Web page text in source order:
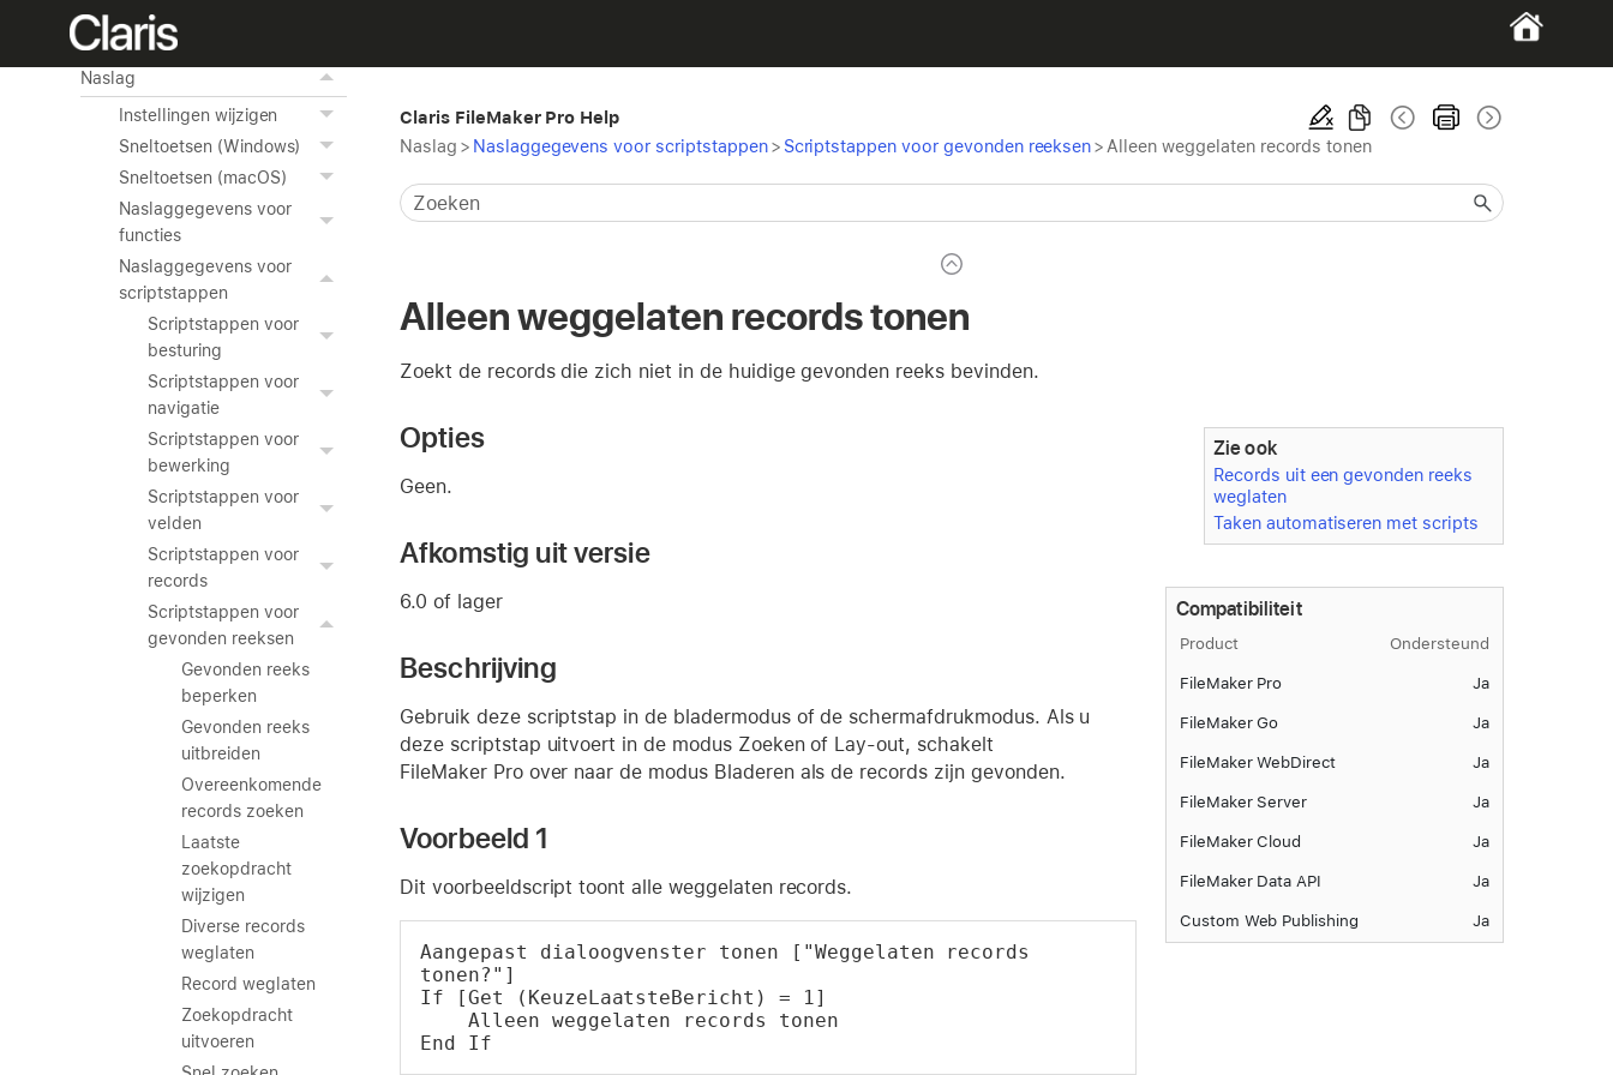
Geavanceerde tools
gebruiken
Naslag
Instellingen wijzigen
Sneltoetsen (Windows)
Sneltoetsen (macOS)
Naslaggegevens voor
functies
Naslaggegevens voor
scriptstappen
Scriptstappen voor
besturing
Scriptstappen voor
navigatie
Scriptstappen voor
bewerking
Scriptstappen voor
velden
Scriptstappen voor
records
Scriptstappen voor
gevonden reeksen
Gevonden reeks
beperken
Gevonden reeks
uitbreiden
Overeenkomende
records zoeken
Laatste
zoekopdracht
wijzigen
Diverse records
weglaten
Record weglaten
Zoekopdracht
uitvoeren
Claris FileMaker Pro Help
Naslag > Naslaggegevens voor scriptstappen> Scriptstappen voor gevonden reeksen> Alleen weggelaten records tonen
Alleen weggelaten records tonen
Zoekt de records die zich niet in de huidige gevonden reeks bevinden.
Zie ook
Records uit een gevonden reeks
weglaten
Taken automatiseren met scripts
Opties
Geen.
Compatibiliteit
Product Ondersteund
FileMaker Pro Ja
FileMaker Go Ja
FileMaker WebDirect Ja
FileMaker Server Ja
FileMaker Cloud Ja
FileMaker Data API Ja
Custom Web Publishing Ja
Afkomstig uit versie
6.0 of lager
Beschrijving
Gebruik deze scriptstap in de bladermodus of de schermafdrukmodus. Als u
deze scriptstap uitvoert in de modus Zoeken of Lay-out, schakelt
FileMaker Pro over naar de modus Bladeren als de records zijn gevonden.
Voorbeeld 1
Dit voorbeeldscript toont alle weggelaten records.
Aangepast dialoogvenster tonen ["Weggelaten records
tonen?"]
If [Get (KeuzeLaatsteBericht) = 1]
Alleen weggelaten records tonen
End If